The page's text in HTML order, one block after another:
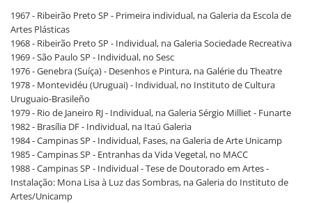
1967 - Ribeirão Preto SP - Primeira individual, na Galeria da Escola de
Artes Plásticas
1968 - Ribeirão Preto SP - Individual, na Galeria Sociedade Recreativa
1969 - São Paulo SP - Individual, no Sesc
1976 - Genebra (Suíça) - Desenhos e Pintura, na Galérie du Theatre
1978 - Montevidéu (Uruguai) - Individual, no Instituto de Cultura
Uruguaio-Brasileño
1979 - Rio de Janeiro RJ - Individual, na Galeria Sérgio Milliet - Funarte
1982 - Brasília DF - Individual, na Itaú Galeria
1984 - Campinas SP - Individual, Fases, na Galeria de Arte Unicamp
1985 - Campinas SP - Entranhas da Vida Vegetal, no MACC
1988 - Campinas SP - Individual - Tese de Doutorado em Artes -
Instalação: Mona Lisa à Luz das Sombras, na Galeria do Instituto de
Artes/Unicamp